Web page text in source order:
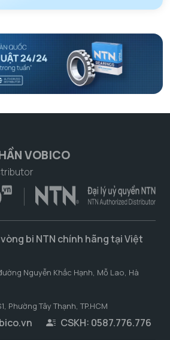
VOBICO
bi NTN chính hãng tại Việt
Nguyễn Khắc Hạnh, Mỗ Lao, Hà
Phường Tây Thạnh, TP.HCM
CSKH: 0587.776.776